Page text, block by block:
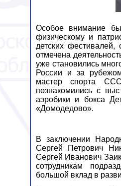
Особое внимание
физическому и
детских
отмечена
уже становились
России и за
мастер спорта
познакомились с
аэробики и бокса
«Домодедово».
В заключении
Сергей Петрович
Сергей Иванович
сотрудникам
большой вклад в